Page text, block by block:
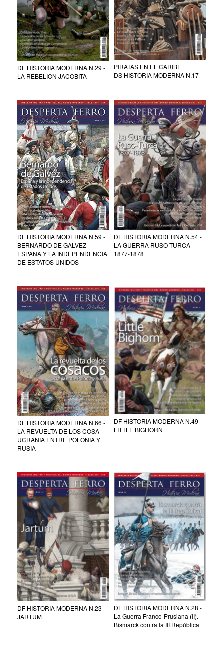
DF HISTORIA MODERNA N.29 -
LA REBELION JACOBITA
PIRATAS EN EL CARIBE
DS HISTORIA MODERNA N.17
DF HISTORIA MODERNA N.59 -
BERNARDO DE GALVEZ
ESPANA Y LA INDEPENDENCIA
DE ESTATOS UNIDOS
DF HISTORIA MODERNA N.54 -
LA GUERRA RUSO-TURCA
1877-1878
DF HISTORIA MODERNA N.66 -
LA REVUELTA DE LOS COSA
UCRANIA ENTRE POLONIA Y
RUSIA
DF HISTORIA MODERNA N.49 -
LITTLE BIGHORN
DF HISTORIA MODERNA N.23 -
JARTUM
DF HISTORIA MODERNA N.28 -
La Guerra Franco-Prusiana (II).
Bismarck contra la III República